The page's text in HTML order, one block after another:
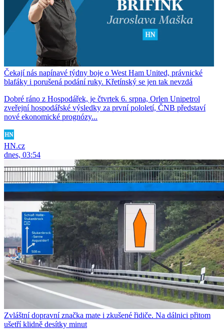
Čekají nás napínavé týdny boje o West Ham United, právnické
blafáky i porušená podání ruky. Křetínský se jen tak nevzdá
Dobré ráno z Hospodářek, je čtvrtek 6. srpna, Orlen Unipetrol
zveřejní hospodářské výsledky za první pololetí, ČNB představí
nové ekonomické prognózy...
HN.cz
dnes, 03:54
Zvláštní dopravní značka mate i zkušené řidiče. Na dálnici přitom
ušetří klidně desítky minut